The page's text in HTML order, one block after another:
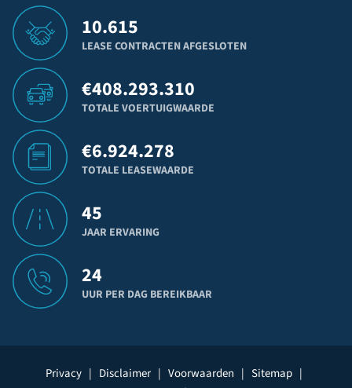
10.615
LEASE CONTRACTEN AFGESLOTEN
€408.293.310
TOTALE VOERTUIGWAARDE
€6.924.278
TOTALE LEASEWAARDE
45
JAAR ERVARING
24
UUR PER DAG BEREIKBAAR
Privacy | Disclaimer | Voorwaarden | Sitemap |